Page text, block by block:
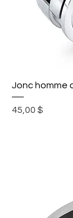
Jonc homme
Prix
45,00 $